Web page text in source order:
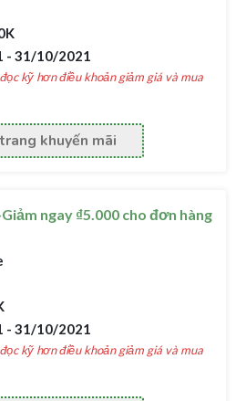
- 31/10/2021
kỹ hơn điều khoản giảm giá và mua
khuyến mãi
ngay ₫5.000 cho đơn hàng
- 31/10/2021
kỹ hơn điều khoản giảm giá và mua